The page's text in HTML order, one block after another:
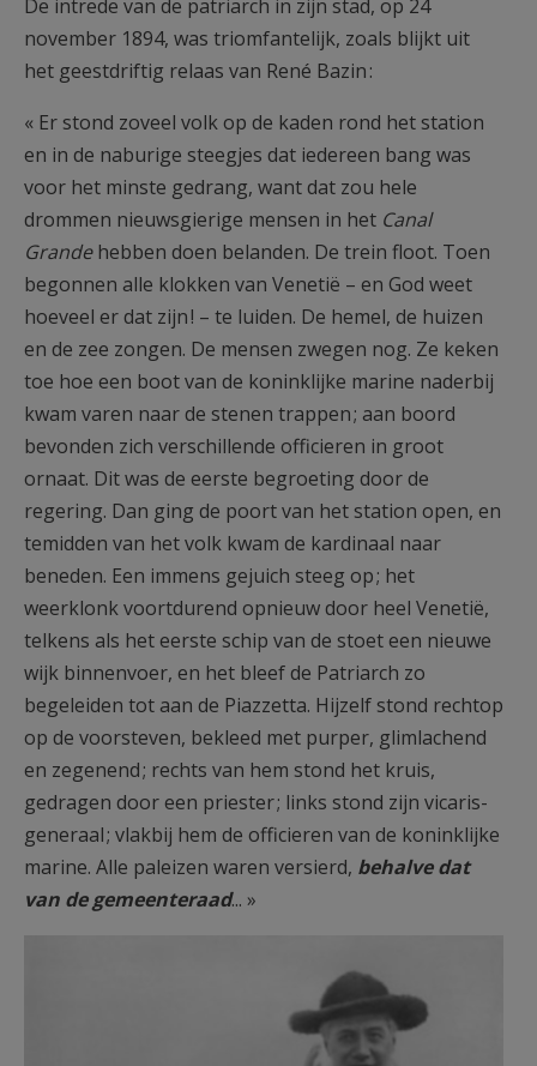
De intrede van de patriarch in zijn stad, op 24
november 1894, was triomfantelijk, zoals blijkt uit
het geestdriftig relaas van René Bazin :
« Er stond zoveel volk op de kaden rond het station
en in de naburige steegjes dat iedereen bang was
voor het minste gedrang, want dat zou hele
drommen nieuwsgierige mensen in het Canal
Grandehebben doen belanden. De trein floot. Toen
begonnen alle klokken van Venetië – en God weet
hoeveel er dat zijn ! – te luiden. De hemel, de huizen
en de zee zongen. De mensen zwegen nog. Ze keken
toe hoe een boot van de koninklijke marine naderbij
kwam varen naar de stenen trappen ; aan boord
bevonden zich verschillende officieren in groot
ornaat. Dit was de eerste begroeting door de
regering. Dan ging de poort van het station open, en
temidden van het volk kwam de kardinaal naar
beneden. Een immens gejuich steeg op ; het
weerklonk voortdurend opnieuw door heel Venetië,
telkens als het eerste schip van de stoet een nieuwe
wijk binnenvoer, en het bleef de Patriarch zo
begeleiden tot aan de Piazzetta. Hijzelf stond rechtop
op de voorsteven, bekleed met purper, glimlachend
en zegenend ; rechts van hem stond het kruis,
gedragen door een priester ; links stond zijn vicaris-
generaal ; vlakbij hem de officieren van de koninklijke
marine. Alle paleizen waren versierd, behalve dat
van de gemeenteraad... »